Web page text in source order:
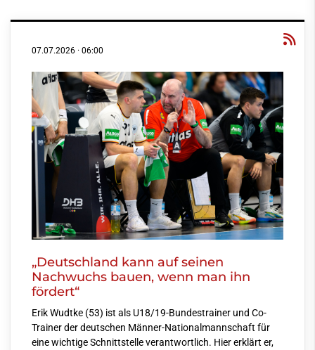
07.07.2026 · 06:00
„Deutschland kann auf seinen
Nachwuchs bauen, wenn man ihn
fördert“
Erik Wudtke (53) ist als U18/19-Bundestrainer und Co-
Trainer der deutschen Männer-Nationalmannschaft für
eine wichtige Schnittstelle verantwortlich. Hier erklärt er,